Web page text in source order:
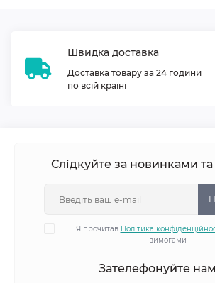
Швидка доставка
Доставка товару за 24 години
по всій країні
Слідкуйте за новинками
Я прочитав Політика
вимогами
Зателефонуйте